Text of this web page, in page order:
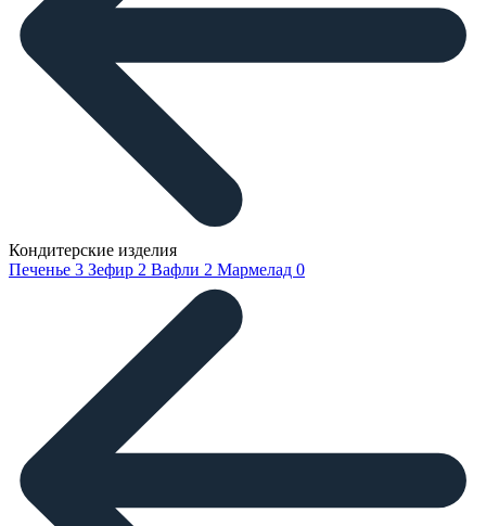
Кондитерские изделия
Печенье 3 Зефир 2 Вафли 2 Мармелад 0